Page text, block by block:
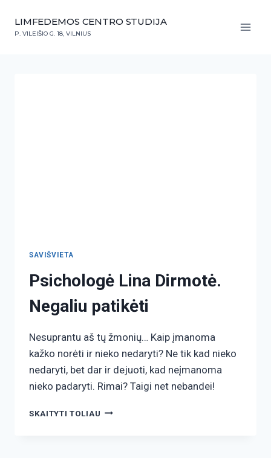
LIMFEDEMOS CENTRO STUDIJA
P. VILEIŠIO G. 18, VILNIUS
SAVIŠVIETA
Psichologė Lina Dirmotė.
Negaliu patikėti
Nesuprantu aš tų žmonių… Kaip įmanoma
kažko norėti ir nieko nedaryti? Ne tik kad nieko
nedaryti, bet dar ir dejuoti, kad neįmanoma
nieko padaryti. Rimai? Taigi net nebandei!
SKAITYTI TOLIAU